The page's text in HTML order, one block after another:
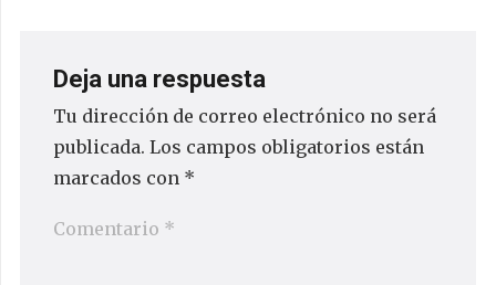
Deja una respuesta
Tu dirección de correo electrónico no será
publicada. Los campos obligatorios están
marcados con *